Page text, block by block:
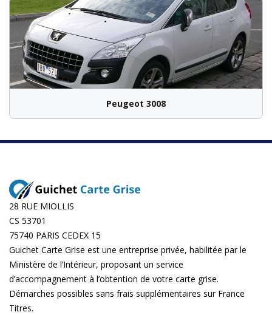
Peugeot 3008
28 RUE MIOLLIS
CS 53701
75740 PARIS CEDEX 15
Guichet Carte Grise est une entreprise privée, habilitée par le
Ministère de l’Intérieur, proposant un service
d’accompagnement à l’obtention de votre carte grise.
Démarches possibles sans frais supplémentaires sur France
Titres.